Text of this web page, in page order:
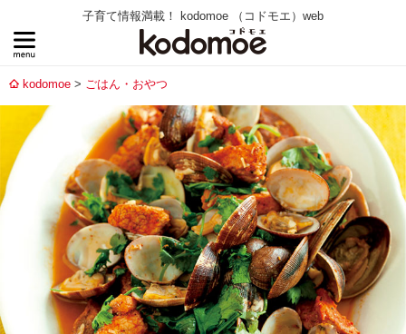
子育て情報満載！ kodomoe （コドモエ）web
kodomoe ごはん・おやつ